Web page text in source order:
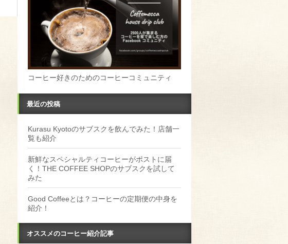
コーヒー好きのためのコーヒーコミュニティ
最近の投稿
Kurasu Kyotoのサブスクを飲んでみた！店舗一
覧も紹介
新鮮なスペシャルティコーヒーがポストに届
く！THE COFFEE SHOPのサブスクを試して
みた
Good Coffeeとは？コーヒーの定期便の中身を
紹介！
オススメのコーヒー紹介記事